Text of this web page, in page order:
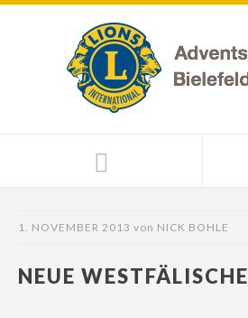
1. NOVEMBER 2013 von NICK BOHLE
NEUE WESTFÄLISCHE